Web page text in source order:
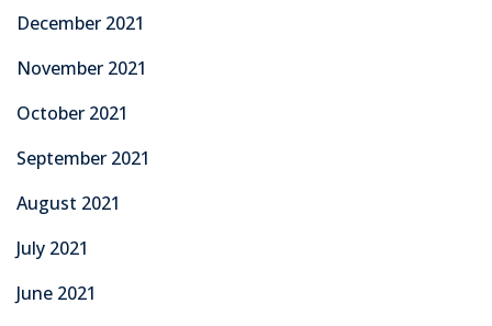
December 2021
November 2021
October 2021
September 2021
August 2021
July 2021
June 2021